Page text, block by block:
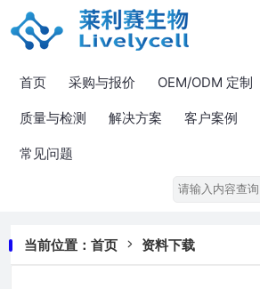
首页 采购与报价 OEM/ODM 定制
质量与检测 解决方案 客户案例
常见问题
当前位置： 首页 资料下载